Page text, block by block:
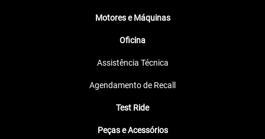
Motores e Máquinas
Oficina
Assistência Técnica
Agendamento de Recall
Test Ride
Peças e Acessórios